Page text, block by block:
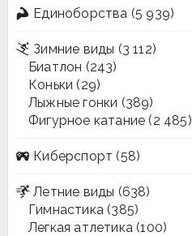
Единоборства (5 939)
Зимние виды (3 112)
Биатлон (243)
Коньки (29)
Лыжные гонки (389)
Фигурное катание (2 485)
Киберспорт (58)
Летние виды (638)
Гимнастика (385)
Легкая атлетика (100)